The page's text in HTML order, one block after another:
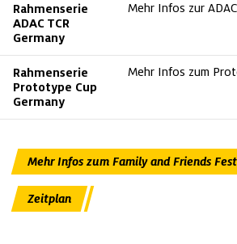
Rahmenserie
ADAC TCR
Germany
Mehr Infos zur
Rahmenserie
Prototype Cup
Germany
Mehr Infos zum
Mehr Infos zum Family and Friends
Zeitplan